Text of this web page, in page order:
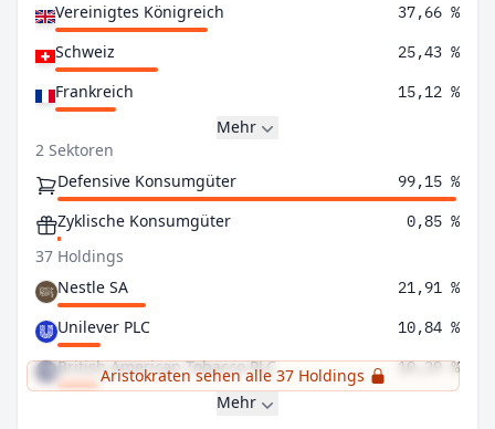
Vereinigtes Königreich
37,66 %
Schweiz 25,43 %
Frankreich 15,12 %
Mehr
2 Sektoren
Defensive Konsumgüter
99,15 %
Zyklische Konsumgüter 0,85 %
37 Holdings
Nestle SA
21,91 %
Unilever PLC 10,84 %
British American Tobacco PLC 10,29 %
Aristokraten sehen alle 37 Holdings
Mehr